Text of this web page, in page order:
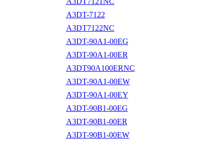
A3DT-7122
A3DT7122NC
A3DT-90A1-00EG
A3DT-90A1-00ER
A3DT90A100ERNC
A3DT-90A1-00EW
A3DT-90A1-00EY
A3DT-90B1-00EG
A3DT-90B1-00ER
A3DT-90B1-00EW